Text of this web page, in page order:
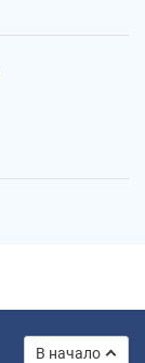
В начало